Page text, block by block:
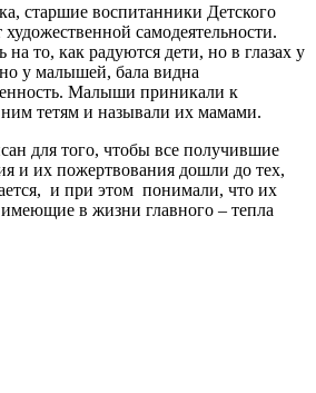
старшие воспитанники Детского
самодеятельности.
то, как радуются дети, но в глазах у
у малышей, бала видна
Малыши приникали к
тетям и называли их мамами.
для того, чтобы все получившие
и их пожертвования дошли до тех,
и при этом понимали, что их
в жизни главного – тепла